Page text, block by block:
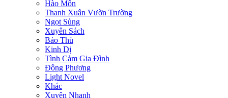
Hào Môn
Thanh Xuân Vườn Trường
Ngọt Sủng
Xuyên Sách
Báo Thù
Kinh Dị
Tình Cảm Gia Đình
Đông Phương
Light Novel
Khác
Xuyên Nhanh